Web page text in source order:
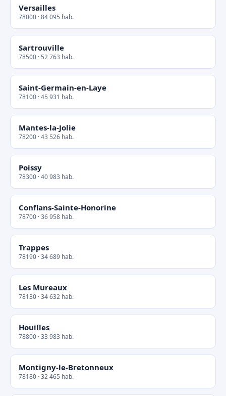
Versailles
78000 · 84 095 hab.
Sartrouville
78500 · 52 763 hab.
Saint-Germain-en-Laye
78100 · 45 931 hab.
Mantes-la-Jolie
78200 · 43 526 hab.
Poissy
78300 · 40 983 hab.
Conflans-Sainte-Honorine
78700 · 36 958 hab.
Trappes
78190 · 34 689 hab.
Les Mureaux
78130 · 34 632 hab.
Houilles
78800 · 33 983 hab.
Montigny-le-Bretonneux
78180 · 32 465 hab.